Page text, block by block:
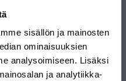
sisällön ja mainosten
ominaisuuksien
analysoimiseen. Lisäksi
ja analytiikka-
och kadmium